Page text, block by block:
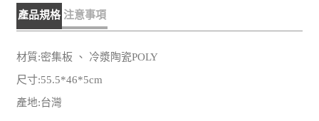
產品規格 注意事項
材質:密集板 、 冷漿陶瓷POLY
尺寸:55.5*46*5cm
產地:台灣